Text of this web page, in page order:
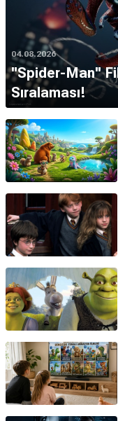
04.08.2026
''Spider-Man''
Sıralaması!